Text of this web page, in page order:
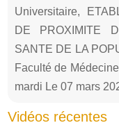
Universitaire,
DE PROXIMITE
SANTE DE LA
Faculté de
mardi Le 07 mars
Vidéos récentes